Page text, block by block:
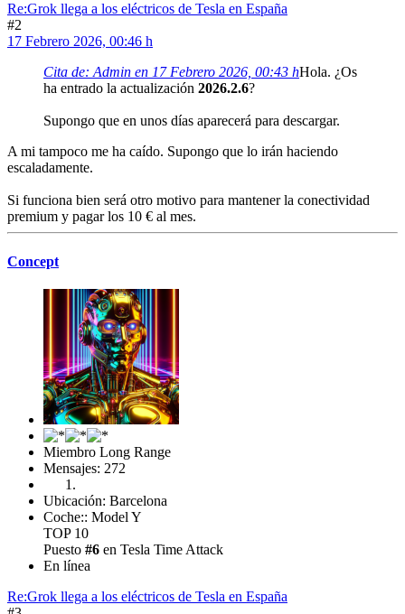
Re:Grok llega a los eléctricos de Tesla en España
#2
17 Febrero 2026, 00:46 h
Cita de: Admin en 17 Febrero 2026, 00:43 hHola. ¿Os
ha entrado la actualización 2026.2.6?
Supongo que en unos días aparecerá para descargar.
A mi tampoco me ha caído. Supongo que lo irán haciendo
escaladamente.
Si funciona bien será otro motivo para mantener la conectividad
premium y pagar los 10 € al mes.
Concept
Miembro Long Range
Mensajes: 272
Ubicación: Barcelona
Coche:: Model Y
TOP 10
Puesto #6 en Tesla Time Attack
En línea
Re:Grok llega a los eléctricos de Tesla en España